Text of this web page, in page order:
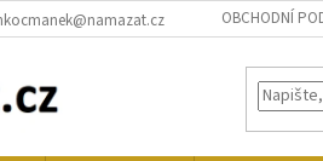
OBCHODNÍ